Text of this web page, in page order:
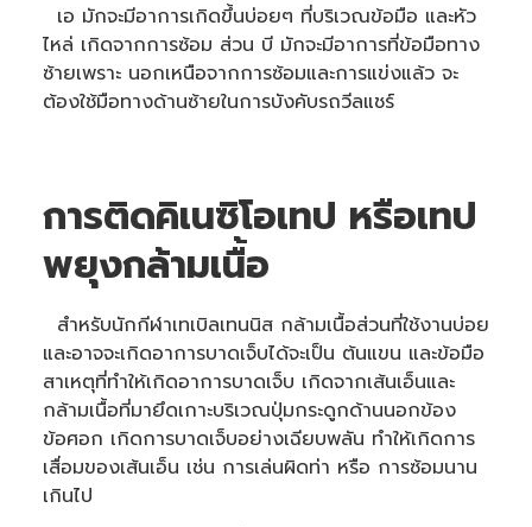
เอ มักจะมีอาการเกิดขึ้นบ่อยๆ ที่บริเวณข้อมือ และหัว
ไหล่ เกิดจากการซ้อม ส่วน บี มักจะมีอาการที่ข้อมือทาง
ซ้ายเพราะ นอกเหนือจากการซ้อมและการแข่งแล้ว จะ
ต้องใช้มือทางด้านซ้ายในการบังคับรถวีลแชร์
การติดคิเนซิโอเทป หรือเทป
พยุงกล้ามเนื้อ
สำหรับนักกีฬาเทเบิลเทนนิส กล้ามเนื้อส่วนที่ใช้งานบ่อย
และอาจจะเกิดอาการบาดเจ็บได้จะเป็น ต้นแขน และข้อมือ
สาเหตุที่ทำให้เกิดอาการบาดเจ็บ เกิดจากเส้นเอ็นและ
กล้ามเนื้อที่มายึดเกาะบริเวณปุ่มกระดูกด้านนอกข้อง
ข้อศอก เกิดการบาดเจ็บอย่างเฉียบพลัน ทำให้เกิดการ
เสื่อมของเส้นเอ็น เช่น การเล่นผิดท่า หรือ การซ้อมนาน
เกินไป